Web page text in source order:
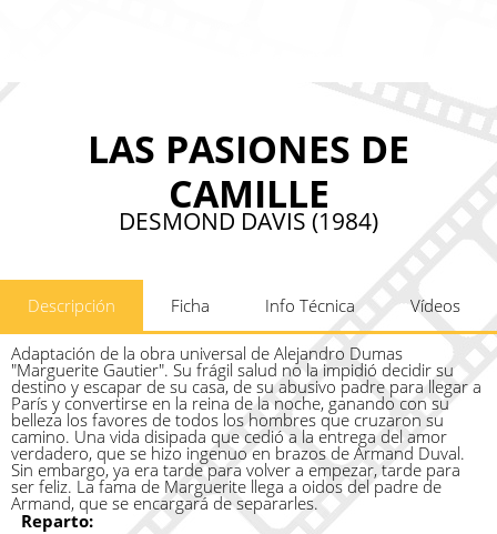
LAS PASIONES DE
CAMILLE
DESMOND DAVIS (1984)
Descripción Ficha Info Técnica Vídeos
Adaptación de la obra universal de Alejandro Dumas
"Marguerite Gautier". Su frágil salud no la impidió decidir su
destino y escapar de su casa, de su abusivo padre para llegar a
París y convertirse en la reina de la noche, ganando con su
belleza los favores de todos los hombres que cruzaron su
camino. Una vida disipada que cedió a la entrega del amor
verdadero, que se hizo ingenuo en brazos de Armand Duval.
Sin embargo, ya era tarde para volver a empezar, tarde para
ser feliz. La fama de Marguerite llega a oidos del padre de
Armand, que se encargará de separarles.
Reparto: